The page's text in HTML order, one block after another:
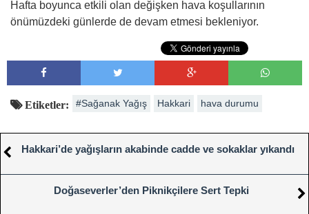
Hafta boyunca etkili olan değişken hava koşullarının
önümüzdeki günlerde de devam etmesi bekleniyor.
Etiketler: #Sağanak Yağış Hakkari hava durumu
Hakkari’de yağışların akabinde cadde ve sokaklar yıkandı
Doğaseverler’den Piknikçilere Sert Tepki